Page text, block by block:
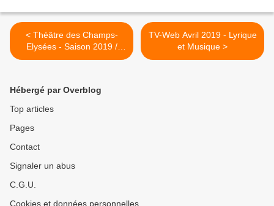
< Théâtre des Champs-
Elysées - Saison 2019 /
2020
TV-Web Avril 2019 - Lyrique
et Musique >
Hébergé par Overblog
Top articles
Pages
Contact
Signaler un abus
C.G.U.
Cookies et données personnelles